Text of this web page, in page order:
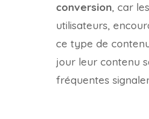
conversion, car
utilisateurs,
ce type de
jour leur contenu
fréquentes